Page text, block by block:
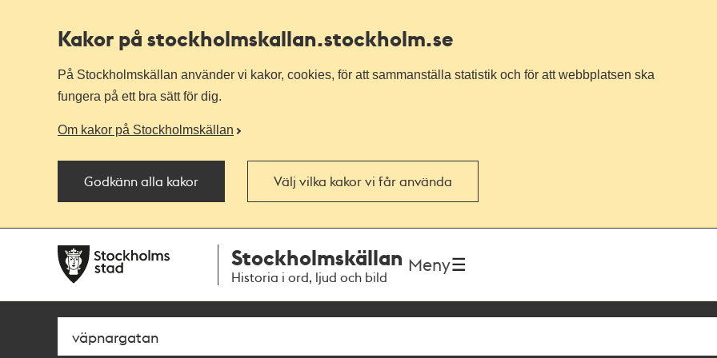
Kakor på stockholmskallan.stockholm.se
På Stockholmskällan använder vi kakor, cookies, för att sammanställa statistik och för att webbplatsen ska
fungera på ett bra sätt för dig.
Om kakor på Stockholmskällan
Godkänn alla kakor Välj vilka kakor vi får använda
navigationen
huvudinnehållet
Stockholmskällan
Historia i ord, ljud och bild
Meny
Sök